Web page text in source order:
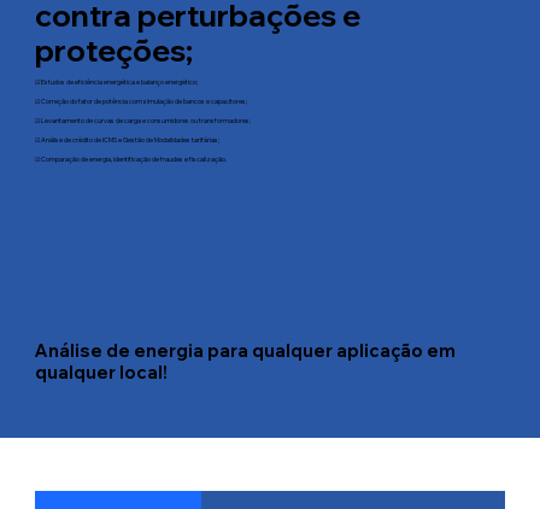
contra perturbações e
proteções;
☑ Estudos de eficiência energética e balanço energético;
☑ Correção do fator de potência com simulação de bancos e capacitores;
☑ Levantamento de curvas de carga e consumidores ou transformadores;
☑ ​Análise de crédito de ICMS e Gestão de Modalidades tarifárias;
☑ ​Comparação de energia, identificação de fraudes e fiscalização.
Análise de energia para qualquer aplicação em
qualquer local!